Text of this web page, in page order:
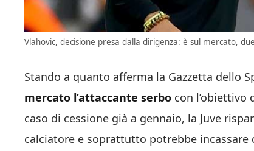
Vlahovic, decisione presa dalla dirigenza: è sul mercato,
Stando a quanto afferma la Gazzetta dello
mercato l’attaccante serbo con l’obiettivo
caso di cessione già a gennaio, la Juve
calciatore e soprattutto potrebbe